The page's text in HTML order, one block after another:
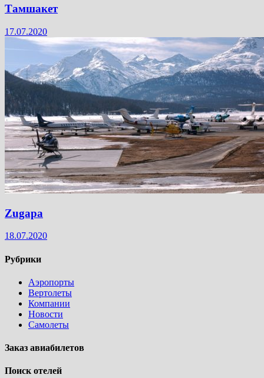
Тамшакет
17.07.2020
Zugapa
18.07.2020
Рубрики
Аэропорты
Вертолеты
Компании
Новости
Самолеты
Заказ авиабилетов
Поиск отелей